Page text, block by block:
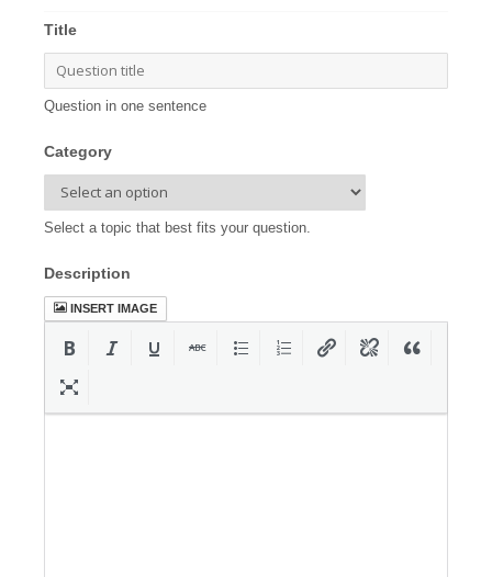
Title
Question in one sentence
Category
Select a topic that best fits your question.
Description
INSERT IMAGE